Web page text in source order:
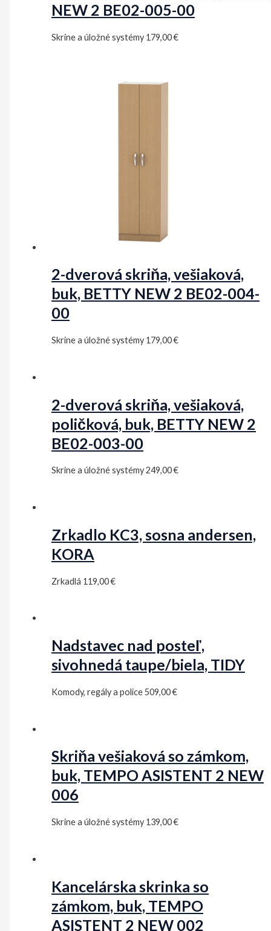
NEW 2 BE02-005-00
Skrine a úložné systémy179,00€
2-dverová skriňa, vešiaková,
buk, BETTY NEW 2 BE02-004-
00
Skrine a úložné systémy179,00€
2-dverová skriňa, vešiaková,
poličková, buk, BETTY NEW 2
BE02-003-00
Skrine a úložné systémy249,00€
Zrkadlo KC3, sosna andersen,
KORA
Zrkadlá 119,00€
Nadstavec nad posteľ,
sivohnedá taupe/biela, TIDY
Komody, regály a police509,00€
Skriňa vešiaková so zámkom,
buk, TEMPO ASISTENT 2 NEW
006
Skrine a úložné systémy139,00€
Kancelárska skrinka so
zámkom, buk, TEMPO
ASISTENT 2 NEW 002